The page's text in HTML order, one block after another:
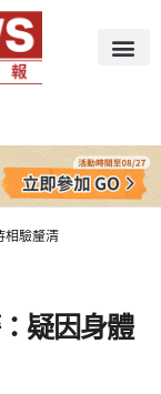
相驗釐清
疑因身體